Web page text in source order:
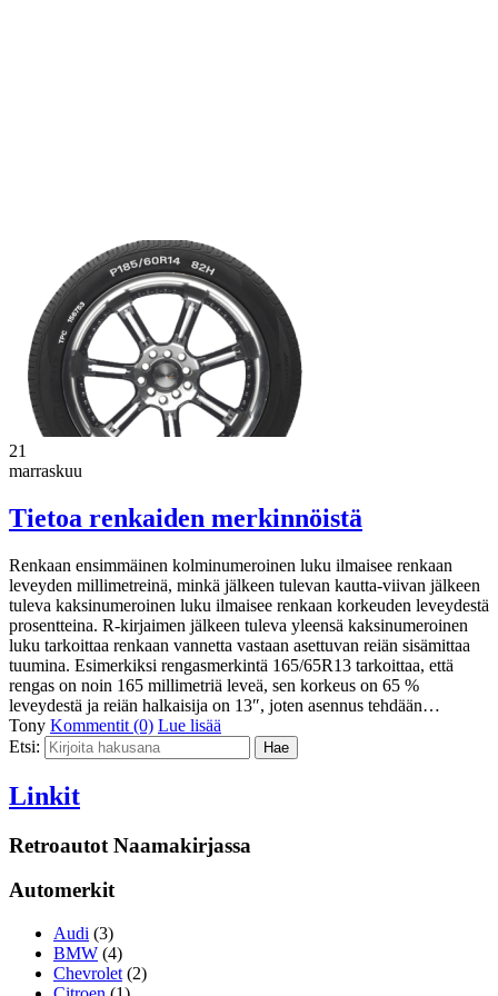
21
marraskuu
Tietoa renkaiden merkinnöistä
Renkaan ensimmäinen kolminumeroinen luku ilmaisee renkaan
leveyden millimetreinä, minkä jälkeen tulevan kautta-viivan jälkeen
tuleva kaksinumeroinen luku ilmaisee renkaan korkeuden leveydestä
prosentteina. R-kirjaimen jälkeen tuleva yleensä kaksinumeroinen
luku tarkoittaa renkaan vannetta vastaan asettuvan reiän sisämittaa
tuumina. Esimerkiksi rengasmerkintä 165/65R13 tarkoittaa, että
rengas on noin 165 millimetriä leveä, sen korkeus on 65 %
leveydestä ja reiän halkaisija on 13″, joten asennus tehdään…
Tony Kommentit (0) Lue lisää
Etsi:
Linkit
Retroautot Naamakirjassa
Automerkit
Audi (3)
BMW (4)
Chevrolet (2)